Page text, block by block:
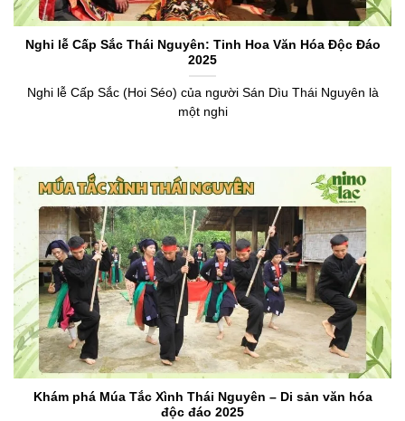
Nghi lễ Cấp Sắc Thái Nguyên: Tinh Hoa Văn Hóa Độc Đáo
2025
Nghi lễ Cấp Sắc (Hoi Séo) của người Sán Dìu Thái Nguyên là
một nghi
Khám phá Múa Tắc Xình Thái Nguyên – Di sản văn hóa
độc đáo 2025